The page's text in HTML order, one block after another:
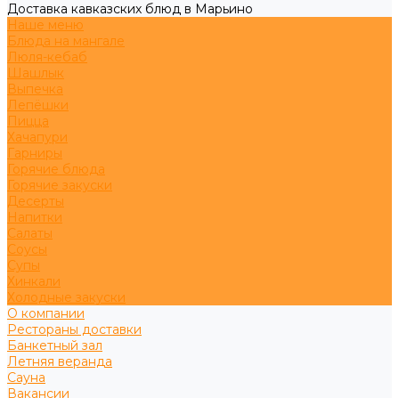
Доставка кавказских блюд в Марьино
Наше меню
Блюда на мангале
Люля-кебаб
Шашлык
Выпечка
Лепёшки
Пицца
Хачапури
Гарниры
Горячие блюда
Горячие закуски
Десерты
Напитки
Салаты
Соусы
Супы
Хинкали
Холодные закуски
О компании
Рестораны доставки
Банкетный зал
Летняя веранда
Сауна
Вакансии